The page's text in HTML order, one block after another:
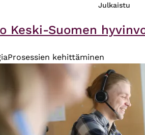
Julkaistu
Suomen
Prosessien kehittäminen